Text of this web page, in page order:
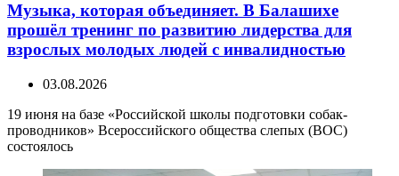
Музыка, которая объединяет. В Балашихе
прошёл тренинг по развитию лидерства для
взрослых молодых людей с инвалидностью
03.08.2026
19 июня на базе «Российской школы подготовки собак-
проводников» Всероссийского общества слепых (ВОС)
состоялось